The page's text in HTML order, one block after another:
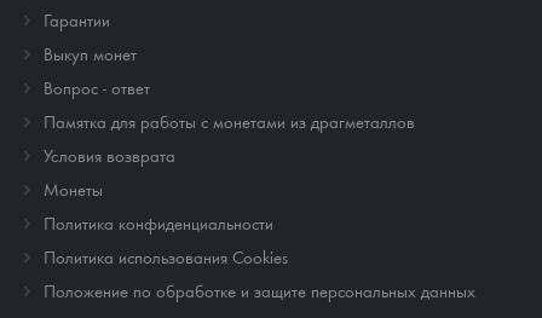
Гарантии
Выкуп монет
Вопрос - ответ
Памятка для работы с монетами из драгметаллов
Условия возврата
Монеты
Политика конфиденциальности
Политика использования Cookies
Положение по обработке и защите персональных данных